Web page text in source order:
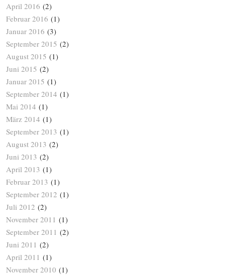
April 2016 (2)
Februar 2016 (1)
Januar 2016 (3)
September 2015 (2)
August 2015 (1)
Juni 2015 (2)
Januar 2015 (1)
September 2014 (1)
Mai 2014 (1)
März 2014 (1)
September 2013 (1)
August 2013 (2)
Juni 2013 (2)
April 2013 (1)
Februar 2013 (1)
September 2012 (1)
Juli 2012 (2)
November 2011 (1)
September 2011 (2)
Juni 2011 (2)
April 2011 (1)
November 2010 (1)